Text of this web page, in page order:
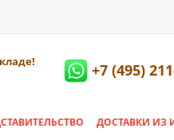
+7 (495)
ДОСТАВКИ ИЗ